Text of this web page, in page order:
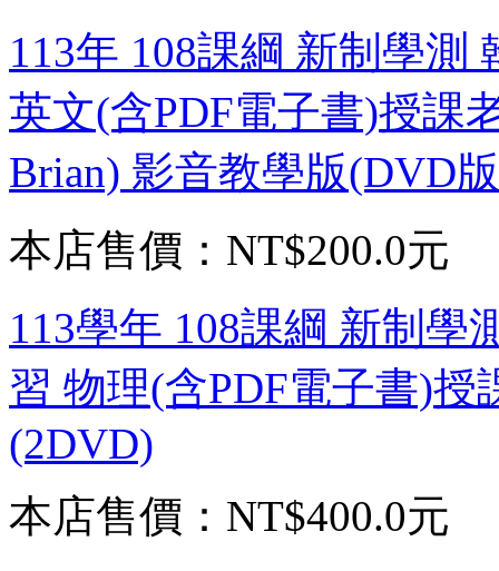
113年 108課綱 新制學測
英文(含PDF電子書)授課
Brian) 影音教學版(DVD
本店售價： NT$200.0元
113學年 108課綱 新制學
習 物理(含PDF電子書)
(2DVD)
本店售價： NT$400.0元